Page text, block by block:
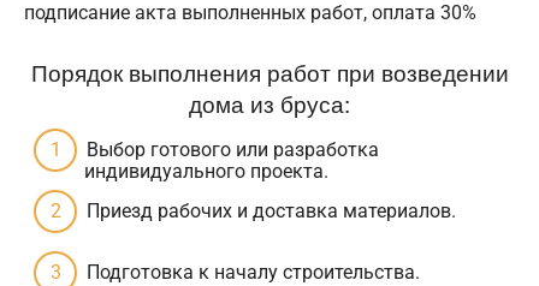
подписание акта выполненных работ, оплата 30%
Порядок выполнения работ при возведении
дома из бруса:
Выбор готового или разработка
индивидуального проекта.
Приезд рабочих и доставка материалов.
Подготовка к началу строительства.